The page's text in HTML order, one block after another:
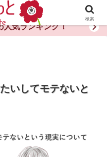
秘訣がわかる情報サイト
人気ランキング！
いしてモテないと
検索